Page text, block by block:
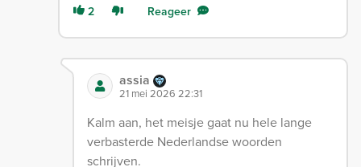
2 Reageer
assia
21 mei 2026 22:31
Kalm aan, het meisje gaat nu hele lange
verbasterde Nederlandse woorden
schrijven.